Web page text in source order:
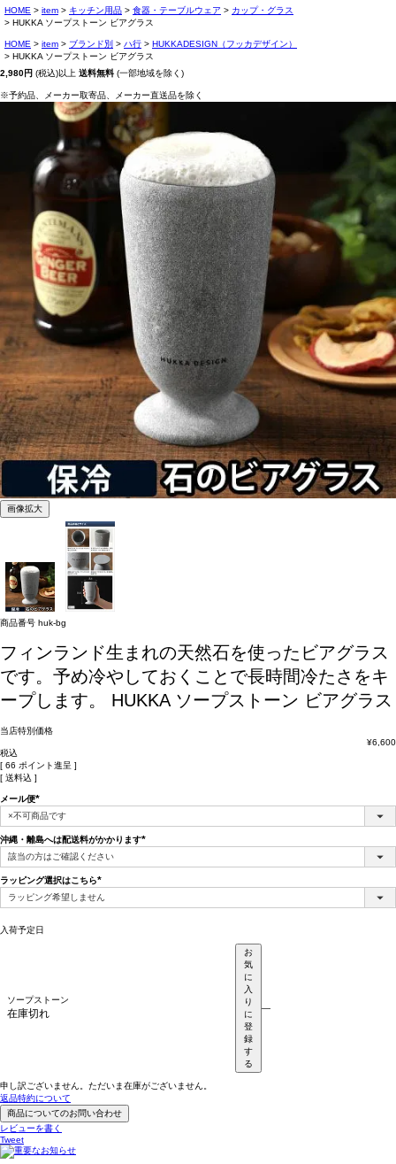
HOME item キッチン用品 食器・テーブルウェア
カップ・グラス
HUKKA ソープストーン ビアグラス
HOME item ブランド別 ハ行
HUKKADESIGN（フッカデザイン）
HUKKA ソープストーン ビアグラス
2,980円 (税込)以上 送料無料 (一部地域を除く)
※予約品、メーカー取寄品、メーカー直送品を除く
画像拡大
商品番号 huk-bg
フィンランド生まれの天然石を使ったビアグラス
です。予め冷やしておくことで長時間冷たさをキ
ープします。
HUKKA ソープストーン ビアグラス
当店特別価格
¥6,600
税込
[ 66 ポイント進呈 ]
送料込
メール便
(必
須)
沖縄・離島へは配送料がかかります
ラッピング選択はこちら
(必
入荷予定日
ソープストーン
在庫切れ
お
気
に
入
り
に
登
録
す
る
—
申し訳ございません。ただいま在庫がございません。
返品特約について
商品についてのお問い合わせ
レビューを書く
Tweet